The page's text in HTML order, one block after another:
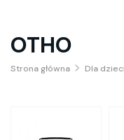
OTHO
Strona główna Dla dzieci